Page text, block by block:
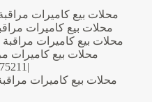
محلات بيع كاميرات مراقبة في
محلات بيع كاميرات مراقبة في
محلات بيع كاميرات مراقبة في ام
محلات بيع كاميرات
|0562375211
محلات بيع كاميرات مراقبة في